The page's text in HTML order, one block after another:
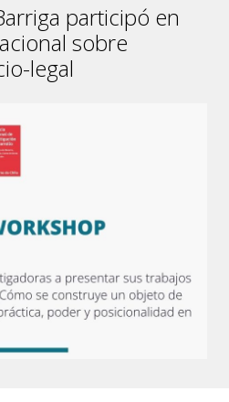
participó en
sobre
legal